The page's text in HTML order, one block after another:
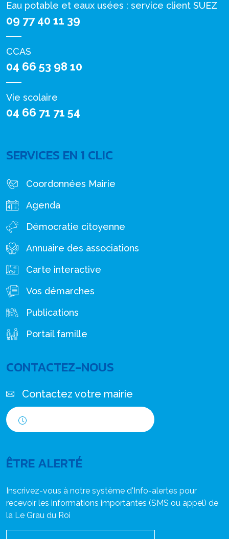
Eau potable et eaux usées : service client SUEZ
09 77 40 11 39
CCAS
04 66 53 98 10
Vie scolaire
04 66 71 71 54
SERVICES EN 1 CLIC
Coordonnées Mairie
Agenda
Démocratie citoyenne
Annuaire des associations
Carte interactive
Vos démarches
Publications
Portail famille
CONTACTEZ-NOUS
Contactez votre mairie
ÊTRE ALERTÉ
Inscrivez-vous à notre système d'Info-alertes pour
recevoir les informations importantes (SMS ou appel) de
la Le Grau du Roi